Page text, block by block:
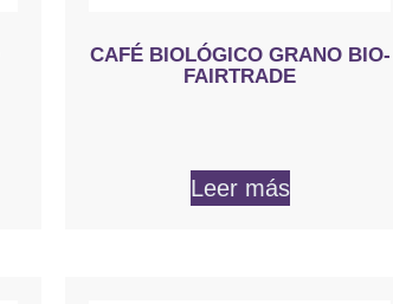
CAFÉ BIOLÓGICO GRANO BIO-
FAIRTRADE
Leer más